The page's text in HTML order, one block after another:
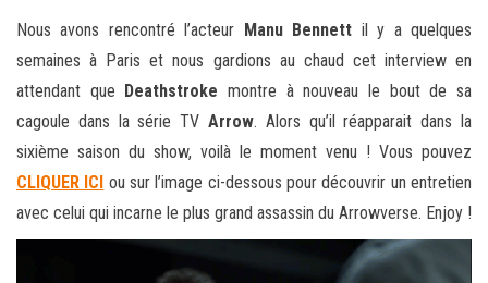
Nous avons rencontré l’acteur Manu Bennett il y a quelques
semaines à Paris et nous gardions au chaud cet interview en
attendant que Deathstroke montre à nouveau le bout de sa
cagoule dans la série TV Arrow. Alors qu’il réapparait dans la
sixième saison du show, voilà le moment venu ! Vous pouvez
CLIQUER ICI ou sur l’image ci-dessous pour découvrir un entretien
avec celui qui incarne le plus grand assassin du Arrowverse. Enjoy !